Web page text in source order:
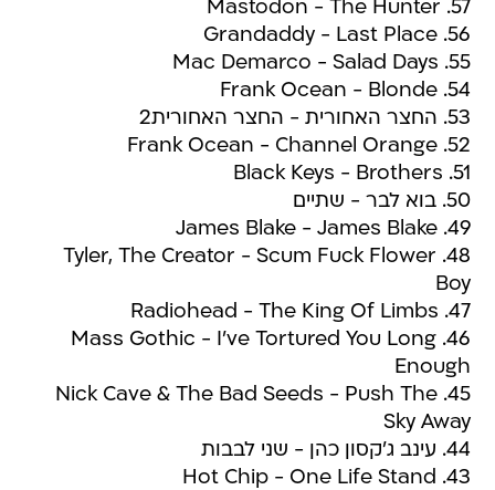
57. Mastodon - The Hunter
56. Grandaddy - Last Place
55. Mac Demarco - Salad Days
54. Frank Ocean - Blonde
53. החצר האחורית - החצר האחורית2
52. Frank Ocean - Channel Orange
51. Black Keys - Brothers
50. בוא לבר - שתיים
49. James Blake - James Blake
48. Tyler, The Creator - Scum Fuck Flower
Boy
47. Radiohead - The King Of Limbs
46. Mass Gothic - I've Tortured You Long
Enough
45. Nick Cave & The Bad Seeds - Push The
Sky Away
44. עינב ג'קסון כהן - שני לבבות
43. Hot Chip - One Life Stand